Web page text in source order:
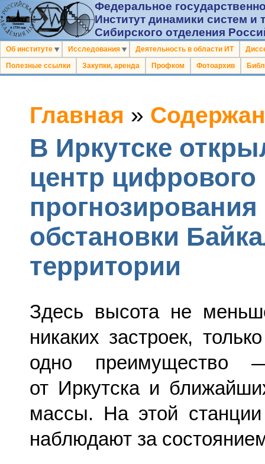
Федеральное
Институт динамики систем
Сибирского отделения
Об институте Исследования Деятельность в области ИТ
Полезные ссылки
Закупки, аренда Профком Фотоархив
Главная »
В Иркутске
центр цифрового
прогнозирования
обстановки
территории
Здесь высота не
никаких застроек,
одно преимущество
от Иркутска и
массы. На этой станции
наблюдают за